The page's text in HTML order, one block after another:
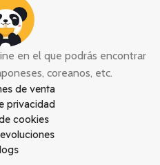
en el que podrás encontrar
coreanos, etc.
de venta
privacidad
cookies